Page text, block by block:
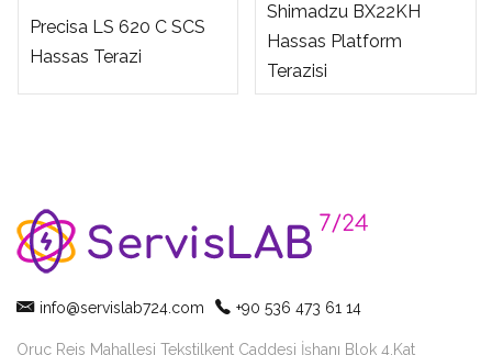
Precisa LS 620 C SCS
Hassas Terazi
Shimadzu BX22KH
Hassas Platform
Terazisi
info@servislab724.com +90 536 473 61 14
Oruç Reis Mahallesi Tekstilkent Caddesi İşhanı Blok 4.Kat